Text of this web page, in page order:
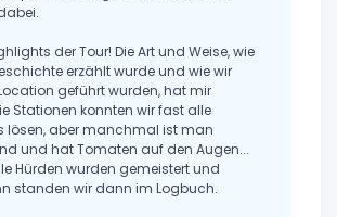
der Tour! Die Art und Weise, wie
erzählt wurde und wie wir
geführt wurden, hat mir
Stationen konnten wir fast alle
lösen, aber manchmal ist man
und hat Tomaten auf den Augen...
Hürden wurden gemeistert und
standen wir dann im Logbuch.